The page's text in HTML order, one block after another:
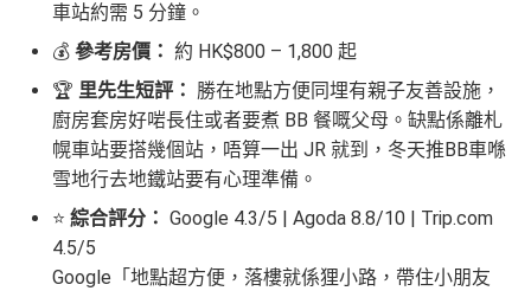
車站約需 5 分鐘。
💰 參考房價： 約 HK$800 – 1,800 起
🏆 里先生短評： 勝在地點方便同埋有親子友善設施，
廚房套房好啱長住或者要煮 BB 餐嘅父母。缺點係離札
幌車站要搭幾個站，唔算一出 JR 就到，冬天推BB車喺
雪地行去地鐵站要有心理準備。
⭐ 綜合評分： Google 4.3/5 | Agoda 8.8/10 | Trip.com
4.5/5
Google「地點超方便，落樓就係狸小路，帶住小朋友